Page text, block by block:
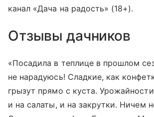
канал «Дача на радость» (18+).
Отзывы дачников
«Посадила в теплице в прошлом
не нарадуюсь! Сладкие, как
грызут прямо с куста.
и на салаты, и на закрутки. Ничем